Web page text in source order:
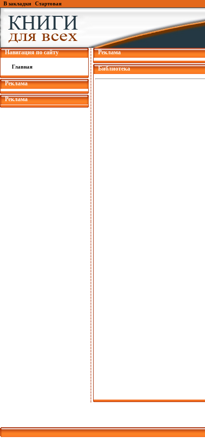
В закладки Стартовая
Навигация по сайту
Главная
Реклама
Реклама
Реклама
Библиотека